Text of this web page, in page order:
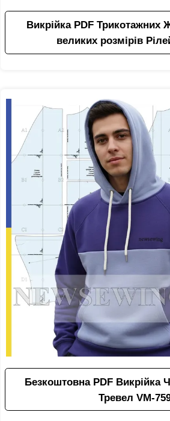
Викрійка PDF Трикотажних
великих розмірів
Безкоштовна PDF Викрійка
Тревел VM-